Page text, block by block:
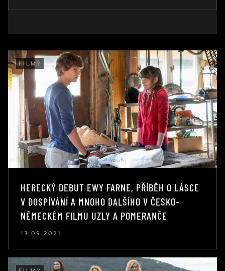
FILMY
HERECKÝ DEBUT EWY FARNE, PŘÍBĚH O LÁSCE
V DOSPÍVÁNÍ A MNOHO DALŠÍHO V ČESKO-
NĚMECKÉM FILMU UZLY A POMERANČE
13.09.2021